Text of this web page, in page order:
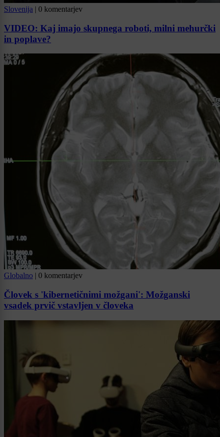
Slovenija | 0 komentarjev
VIDEO: Kaj imajo skupnega roboti, milni mehurčki
in poplave?
Globalno | 0 komentarjev
Človek s 'kibernetičnimi možgani': Možganski
vsadek prvič vstavljen v človeka